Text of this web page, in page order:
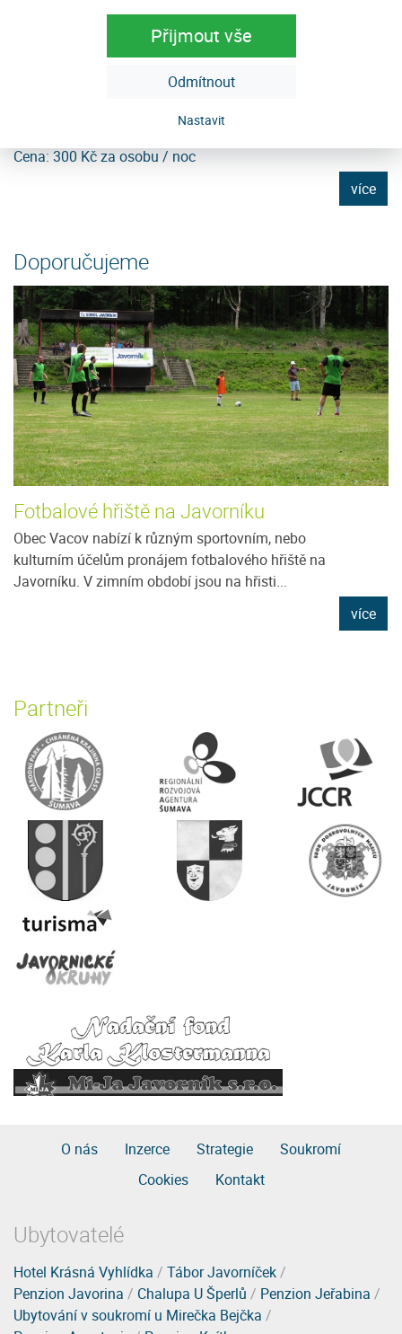
Přijmout vše
Odmítnout
Nastavit
Penzion Anastazie
Penzion Anastazie se nachází v obci Benešova Hora v
jihozápadní části Šumavy v nadmořské výšce cca 810
Cena: 300 Kč za osobu / noc
více
Doporučujeme
Fotbalové hřiště na Javorníku
Obec Vacov nabízí k různým sportovním, nebo
kulturním účelům pronájem fotbalového hřiště na
Javorníku. V zimním období jsou na hřisti...
více
Partneři
O nás Inzerce Strategie
Soukromí
Cookies
Kontakt
Ubytovatelé
Hotel Krásná Vyhlídka / Tábor Javorníček/
Penzion Javorina / Chalupa U Šperlů / Penzion Jeřabina /
Ubytování v soukromí u Mirečka Bejčka /